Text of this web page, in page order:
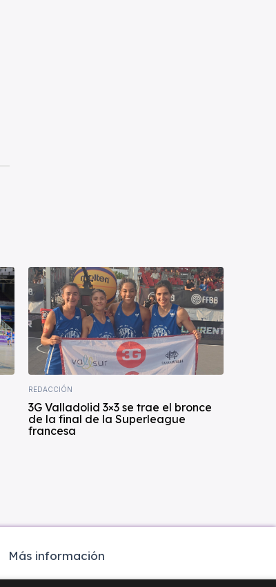
REDACCIÓN
3G Valladolid 3×3 se trae el bronce
de la final de la Superleague
francesa
Más información